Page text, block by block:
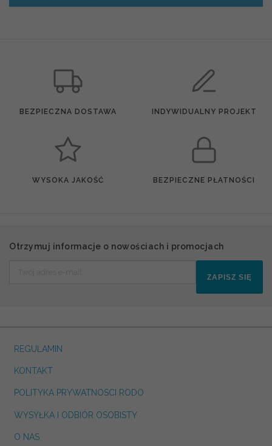
BEZPIECZNA DOSTAWA INDYWIDUALNY PROJEKT
WYSOKA JAKOŚĆ BEZPIECZNE PŁATNOŚCI
Otrzymuj informacje o nowościach i promocjach
ZAPISZ SIĘ
REGULAMIN
KONTAKT
POLITYKA PRYWATNOSCI RODO
WYSYŁKA I ODBIÓR OSOBISTY
O NAS